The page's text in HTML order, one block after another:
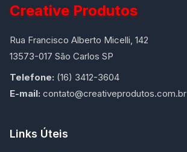
Creative Produtos
Rua Francisco Alberto Micelli, 142
13573-017 São Carlos SP
Telefone: (16) 3412-3604
E-mail: contato@creativeprodutos.com.br
Links Úteis